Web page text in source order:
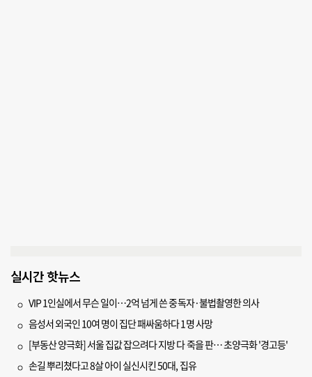
실시간 핫뉴스
VIP 1인실에서 무슨 일이…2억 넘게 쓴 중독자·불법촬영한 의사
음성서 외국인 10여 명이 집단 패싸움하다 1명 사망
[부동산 양극화] 서울 집값 잡으려다 지방 다 죽을 판… 초양극화 '경고등'
손길 뿌리쳤다고 8살 아이 실신시킨 50대, 집유